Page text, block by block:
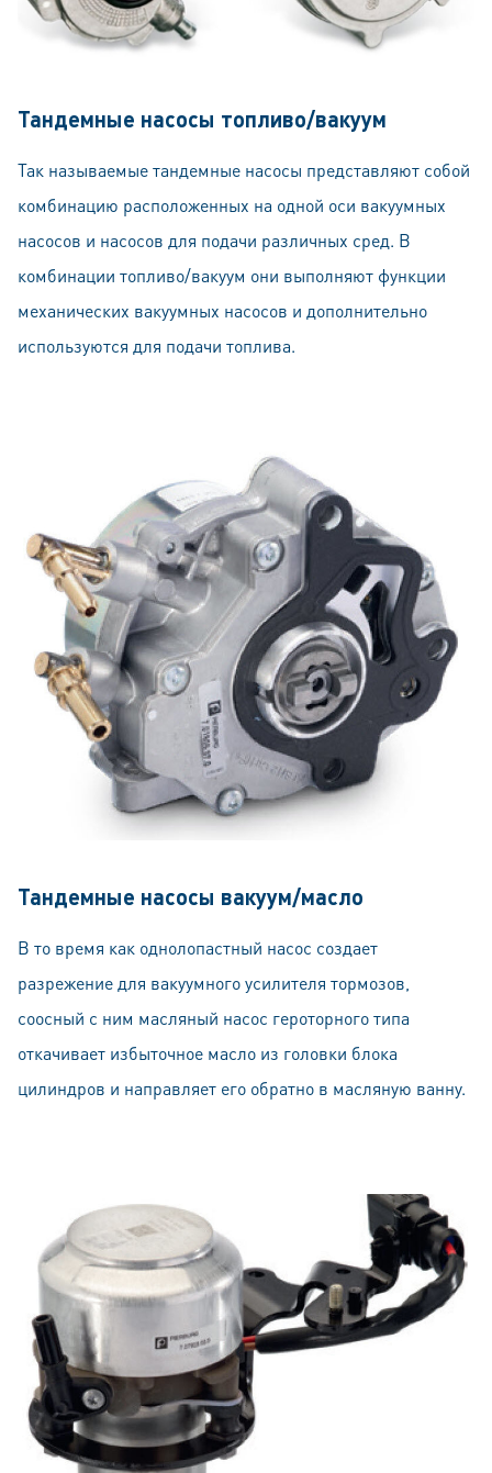
Тандемные насосы топливо/вакуум
Так называемые тандемные насосы представляют собой
комбинацию расположенных на одной оси вакуумных
насосов и насосов для подачи различных сред. В
комбинации топливо/вакуум они выполняют функции
механических вакуумных насосов и дополнительно
используются для подачи топлива.
Тандемные насосы вакуум/масло
В то время как однолопастный насос создает
разрежение для вакуумного усилителя тормозов,
соосный с ним масляный насос героторного типа
откачивает избыточное масло из головки блока
цилиндров и направляет его обратно в масляную ванну.